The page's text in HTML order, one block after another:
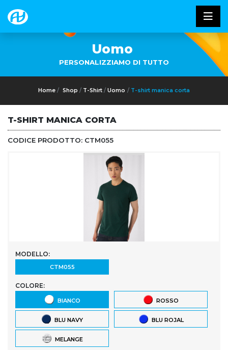
Uomo
PERSONALIZZIAMO DI TUTTO
Home Shop T-Shirt Uomo T-shirt manica corta
T-SHIRT MANICA CORTA
CODICE PRODOTTO: CTM055
MODELLO:
CTM055
COLORE:
BIANCO ROSSO
BLU NAVY BLU ROJAL
MELANGE